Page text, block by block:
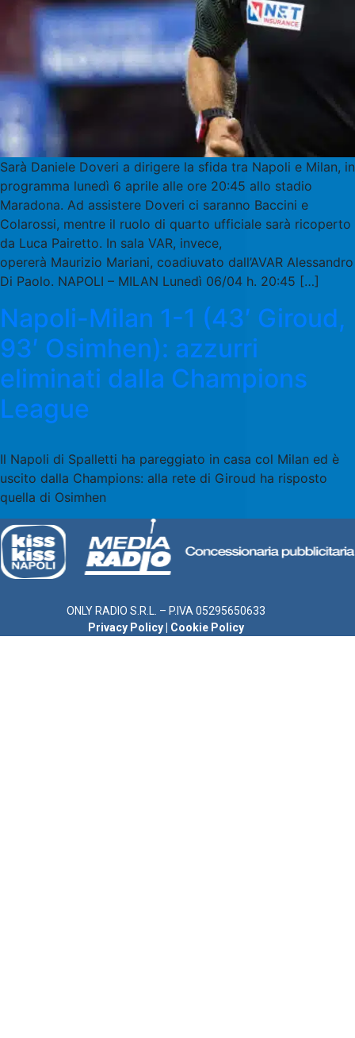
Sarà Daniele Doveri a dirigere la sfida tra Napoli e Milan, in
programma lunedì 6 aprile alle ore 20:45 allo stadio
Maradona. Ad assistere Doveri ci saranno Baccini e
Colarossi, mentre il ruolo di quarto ufficiale sarà ricoperto
da Luca Pairetto. In sala VAR, invece,
opererà Maurizio Mariani, coadiuvato dall’AVAR Alessandro
Di Paolo. NAPOLI – MILAN Lunedì 06/04 h. 20:45 […]
Napoli-Milan 1-1 (43′ Giroud,
93′ Osimhen): azzurri
eliminati dalla Champions
League
Il Napoli di Spalletti ha pareggiato in casa col Milan ed è
uscito dalla Champions: alla rete di Giroud ha risposto
quella di Osimhen
ONLY RADIO S.R.L. – P.IVA 05295650633
Privacy Policy
Cookie Policy